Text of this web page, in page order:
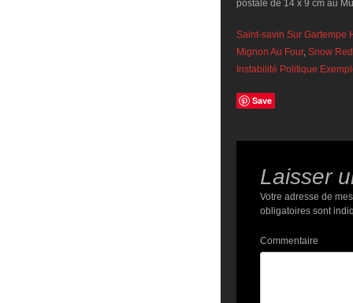
Saint-savin Sur Gartempe
Mignon Au Four, Snow
Instabilité Politique
Save
Laisser
Votre adresse de
obligatoires sont
Commentaire